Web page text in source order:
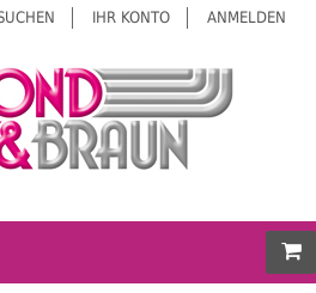
IHR KONTO ANMELDEN